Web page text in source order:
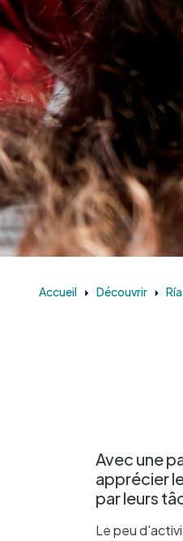
Accueil Découvrir
Avec une
apprécier
par leurs
Le peu